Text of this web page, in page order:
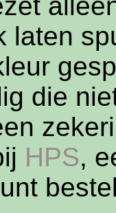
laten
die
HPS,